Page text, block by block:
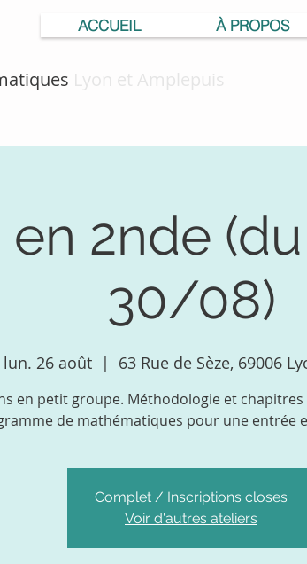
ACCUEIL À PROPOS
Lyon et Amplepuis
en 2nde
30/08)
lun. 26 août
  |
63 Rue de Sèze, 69006
en petit groupe. Méthodologie et
de mathématiques pour une entrée
Complet / Inscriptions closes
Voir d'autres ateliers